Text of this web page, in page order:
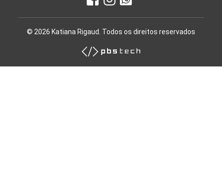
© 2026 Katiana Rigaud. Todos os direitos reservados